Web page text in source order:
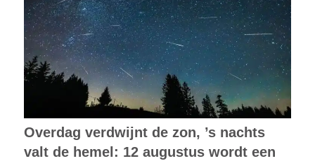
Overdag verdwijnt de zon, ’s nachts
valt de hemel: 12 augustus wordt een